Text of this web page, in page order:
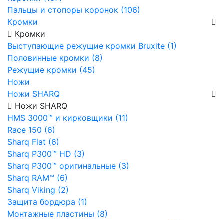
Пальцы и стопоры коронок (106)
Кромки
Кромки
Выступающие режущие кромки Bruxite (1)
Половинные кромки (8)
Режущие кромки (45)
Ножи
Ножи SHARQ
Ножи SHARQ
HMS 3000™ и кирковщики (11)
Race 150 (6)
Sharq Flat (6)
Sharq P300™ HD (3)
Sharq P300™ оригинальные (3)
Sharq RAM™ (6)
Sharq Viking (2)
Защита бордюра (1)
Монтажные пластины (8)